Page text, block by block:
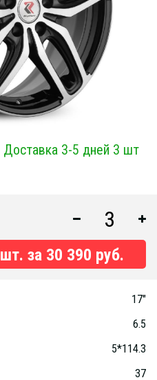
Доставка 3-5 дней 3 шт
шт. за 30 390 руб.
17"
6.5
5*114.3
37